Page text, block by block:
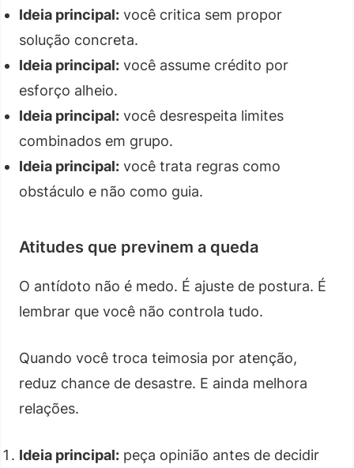
Ideia principal: você critica sem propor
solução concreta.
Ideia principal: você assume crédito por
esforço alheio.
Ideia principal: você desrespeita limites
combinados em grupo.
Ideia principal: você trata regras como
obstáculo e não como guia.
Atitudes que previnem a queda
O antídoto não é medo. É ajuste de postura. É
lembrar que você não controla tudo.
Quando você troca teimosia por atenção,
reduz chance de desastre. E ainda melhora
relações.
Ideia principal: peça opinião antes de decidir